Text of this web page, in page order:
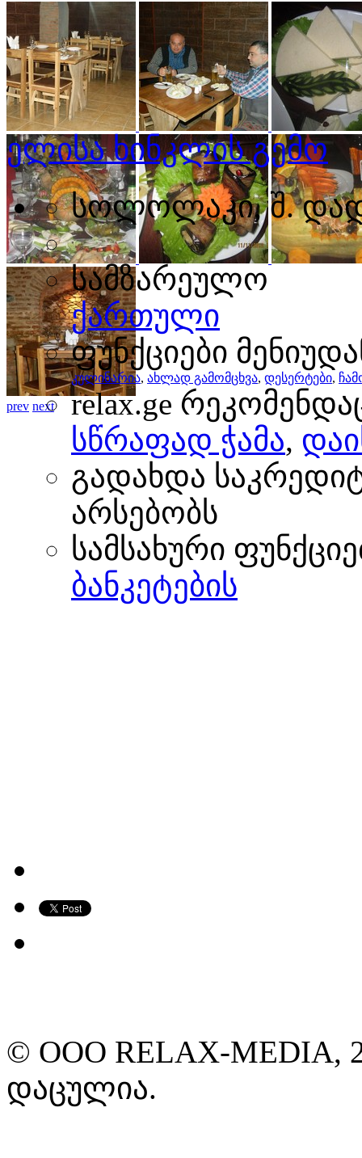
prev next
ელისა ხინკლის გემო
სოლოლაკი, შ.
სამზარეულო
ქართული
ფუნქციები
კულინარია, ახლად გამომცხვა, დესერტები,
relax.ge
სწრაფად ჭამა,
გადახდა
არსებობს
სამსახური
ბანკეტების
© ООО RELAX-MEDIA,
დაცულია.